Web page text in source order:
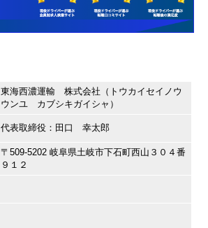
東海西濃運輸 株式会社（トウカイセイノウ
ウンユ カブシキガイシャ）
代表取締役：田口 幸太郎
〒509-5202 岐阜県土岐市下石町西山３０４番
９１２